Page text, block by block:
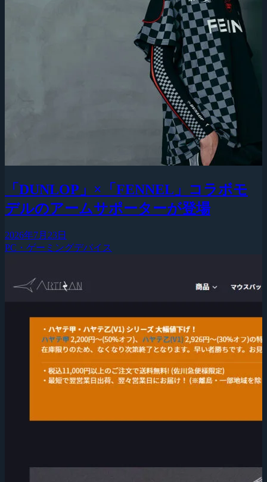
「DUNLOP」×「FENNEL」コラボモ
デルのアームサポーターが登場
2026年7月23日
PC・ゲーミングデバイス